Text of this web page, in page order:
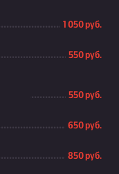
1 050 руб.
550 руб.
550 руб.
650 руб.
850 руб.